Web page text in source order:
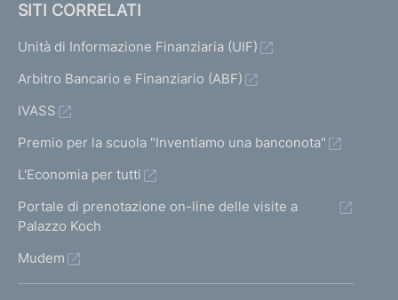
SITI CORRELATI
Unità di Informazione Finanziaria (UIF)
Arbitro Bancario e Finanziario (ABF)
IVASS
Premio per la scuola "Inventiamo una banconota"
L'Economia per tutti
Portale di prenotazione on-line delle visite a
Palazzo Koch
Mudem